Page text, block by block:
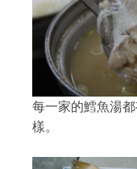
每一家的鱈魚湯
樣。